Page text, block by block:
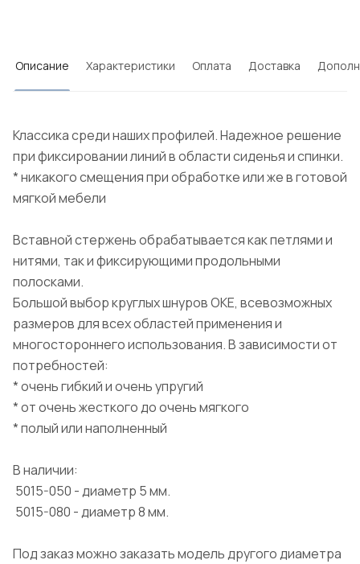
Описание Характеристики Оплата Доставка
Классика среди наших профилей. Надежное решение
при фиксировании линий в области сиденья и спинки.
* никакого смещения при обработке или же в готовой
мягкой мебели
Вставной стержень обрабатывается как петлями и
нитями, так и фиксирующими продольными
полосками.
Большой выбор круглых шнуров OKE, всевозможных
размеров для всех областей применения и
многостороннего использования. В зависимости от
потребностей:
* очень гибкий и очень упругий
* от очень жесткого до очень мягкого
* полый или наполненный
В наличии:
5015-050 - диаметр 5 мм.
5015-080 - диаметр 8 мм.
Под заказ можно заказать модель другого диаметра